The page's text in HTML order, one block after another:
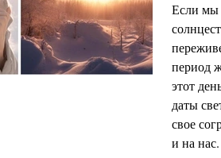
Если мы
период
этот
даты
свое
и на нас.